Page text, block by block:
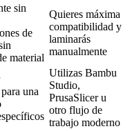
sin
de
material
Quieres máxima
compatibilidad y
laminarás
manualmente
una
Utilizas Bambu
Studio,
PrusaSlicer u
otro flujo de
trabajo moderno